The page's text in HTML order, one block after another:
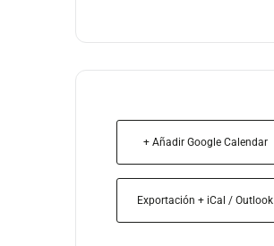
+ Añadir Google Calendar
Exportación + iCal / Outlook